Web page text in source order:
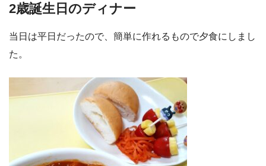
2歳誕生日のディナー
当日は平日だったので、簡単に作れるもので夕食にしまし
た。